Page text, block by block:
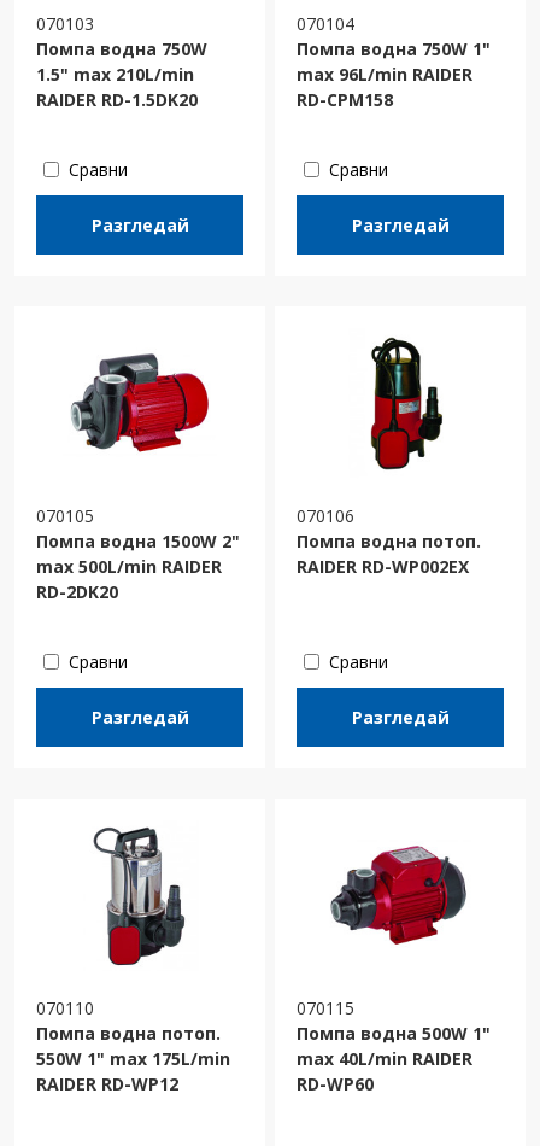
070103
Помпа водна 750W
1.5" max 210L/min
RAIDER RD-1.5DK20
Сравни
Разгледай
070104
Помпа водна 750W 1"
max 96L/min RAIDER
RD-CPM158
Сравни
Разгледай
070105
Помпа водна 1500W 2"
max 500L/min RAIDER
RD-2DK20
Сравни
Разгледай
070106
Помпа водна потоп.
RAIDER RD-WP002EX
Сравни
Разгледай
070110
Помпа водна потоп.
550W 1" max 175L/min
RAIDER RD-WP12
070115
Помпа водна 500W 1"
max 40L/min RAIDER
RD-WP60